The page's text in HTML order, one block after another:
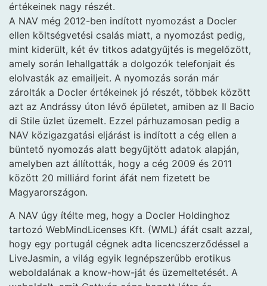
értékeinek nagy részét.
A NAV még 2012-ben indított nyomozást a Docler
ellen költségvetési csalás miatt, a nyomozást pedig,
mint kiderült, két év titkos adatgyűjtés is megelőzött,
amely során lehallgatták a dolgozók telefonjait és
elolvasták az emailjeit. A nyomozás során már
zárolták a Docler értékeinek jó részét, többek között
azt az Andrássy úton lévő épületet, amiben az Il Bacio
di Stile üzlet üzemelt. Ezzel párhuzamosan pedig a
NAV közigazgatási eljárást is indított a cég ellen a
büntető nyomozás alatt begyűjtött adatok alapján,
amelyben azt állították, hogy a cég 2009 és 2011
között 20 milliárd forint áfát nem fizetett be
Magyarországon.
A NAV úgy ítélte meg, hogy a Docler Holdinghoz
tartozó WebMindLicenses Kft. (WML) áfát csalt azzal,
hogy egy portugál cégnek adta licencszerződéssel a
LiveJasmin, a világ egyik legnépszerűbb erotikus
weboldalának a know-how-ját és üzemeltetését. A